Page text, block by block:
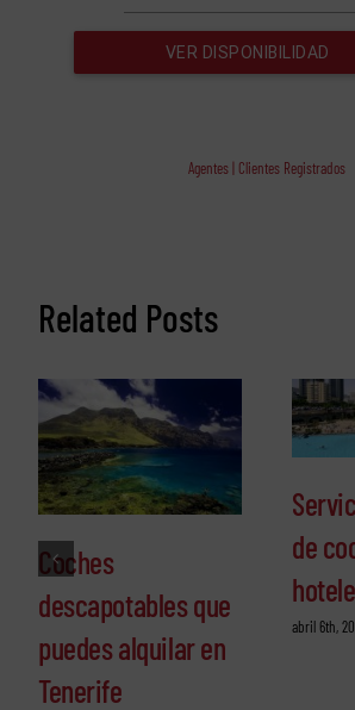
Agentes | Clientes Registrados
Related Posts
Coches
descapotables que
puedes alquilar en
Tenerife
de
abril 6th,